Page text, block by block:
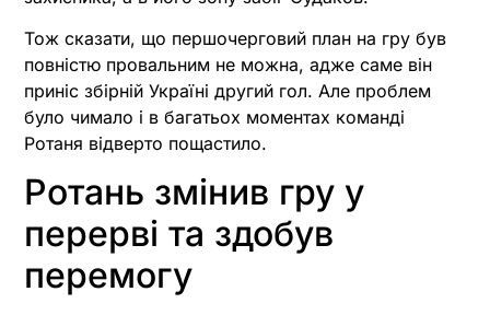
Тож сказати, що першочерговий план на гру був
повністю провальним не можна, адже саме він
приніс збірній Україні другий гол. Але проблем
було чимало і в багатьох моментах команді
Ротаня відверто пощастило.
Ротань змінив гру у
перерві та здобув
перемогу